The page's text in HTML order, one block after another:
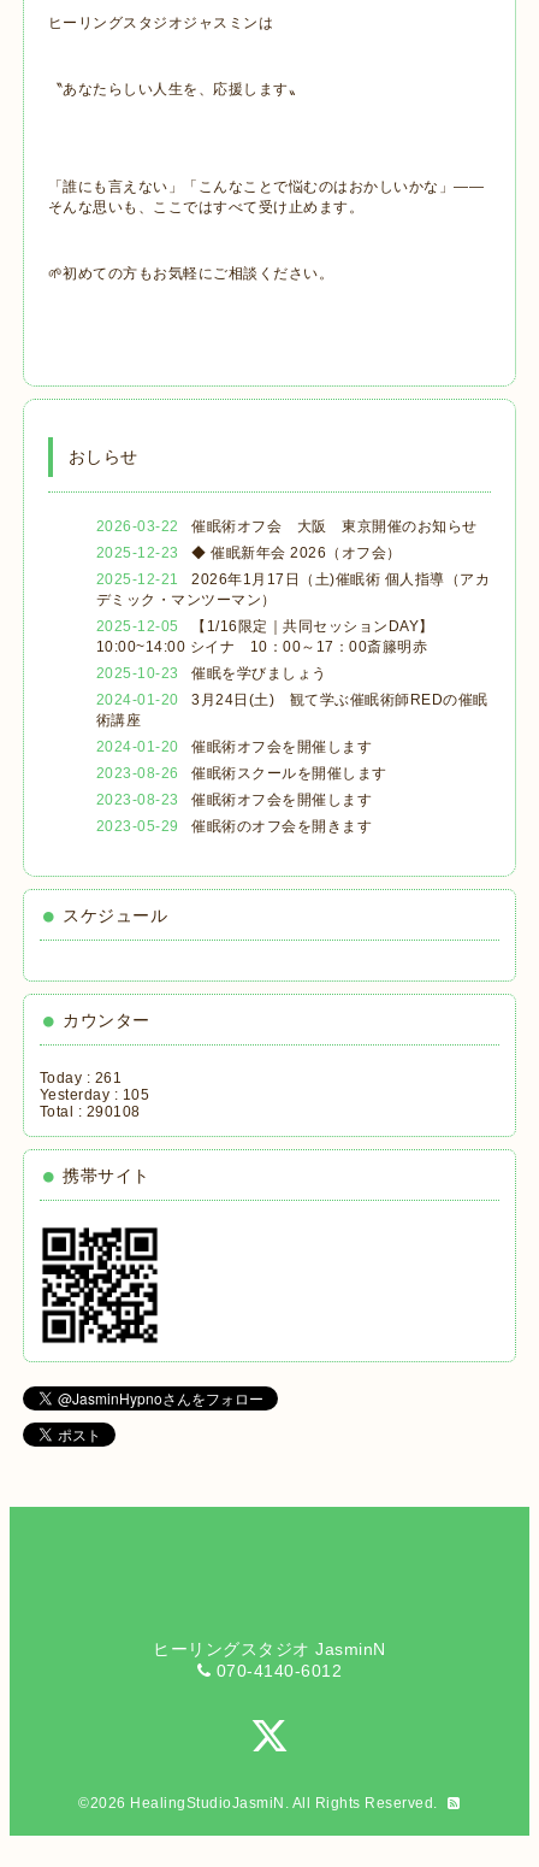
ヒーリングスタジオジャスミンは
〝あなたらしい人生を、応援します〟
「誰にも言えない」「こんなことで悩むのはおかしいかな」――
そんな思いも、ここではすべて受け止めます。
🌱初めての方もお気軽にご相談ください。
おしらせ
2026-03-22
催眠術オフ会 大阪 東京開催のお知らせ
2025-12-23
◆ 催眠新年会 2026（オフ会）
2025-12-21
2026年1月17日（土)催眠術 個人指導（アカ
デミック・マンツーマン）
2025-12-05
【1/16限定｜共同セッションDAY】
10:00~14:00 シイナ 10：00～17：00斎籐明赤
2025-10-23
催眠を学びましょう
2024-01-20
3月24日(土) 観て学ぶ催眠術師REDの催眠
術講座
2024-01-20
催眠術オフ会を開催します
2023-08-26
催眠術スクールを開催します
2023-08-23
催眠術オフ会を開催します
2023-05-29
催眠術のオフ会を開きます
スケジュール
カウンター
Today : 261
Yesterday : 105
Total : 290108
携帯サイト
ヒーリングスタジオ JasminN
070-4140-6012
©2026 HealingStudioJasmiN . All Rights Reserved.